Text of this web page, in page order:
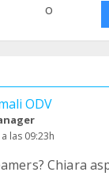
o
ODV
las 09:23h
Chiara